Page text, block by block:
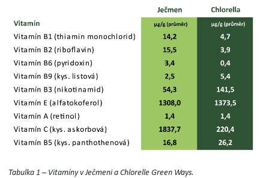
Tabulka 1 – Vitamínyv Ječmeni a Chlorelle Green Ways.